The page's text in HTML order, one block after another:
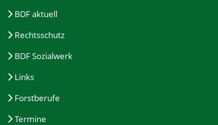
BDF aktuell
Rechtsschutz
BDF Sozialwerk
Links
Forstberufe
Termine